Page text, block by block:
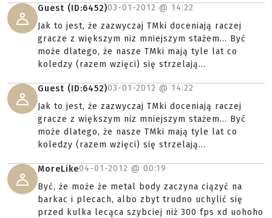
Guest (ID:6452)03-01-2012 @ 14:22
Jak to jest, że zazwyczaj TMki doceniają raczej
gracze z większym niz mniejszym stażem... Być
może dlatego, że nasze TMki mają tyle lat co
koledzy (razem wzięci) się strzelają...
Guest (ID:6452)03-01-2012 @ 14:22
Jak to jest, że zazwyczaj TMki doceniają raczej
gracze z większym niz mniejszym stażem... Być
może dlatego, że nasze TMki mają tyle lat co
koledzy (razem wzięci) się strzelają...
MoreLike04-01-2012 @ 00:19
Być, że może że metal body zaczyna ciązyć na
barkac i plecach, albo zbyt trudno uchylić się
przed kulka lecąca szybciej niż 300 fps xd uohoho